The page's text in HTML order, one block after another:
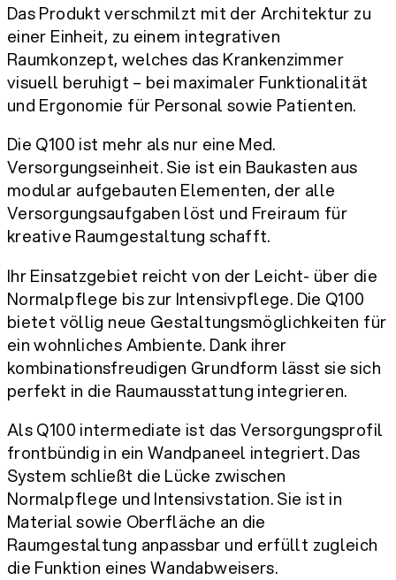
Das Produkt verschmilzt mit der Architektur zu
einer Einheit, zu einem integrativen
Raumkonzept, welches das Krankenzimmer
visuell beruhigt – bei maximaler Funktionalität
und Ergonomie für Personal sowie Patienten.
Die Q100 ist mehr als nur eine Med.
Versorgungseinheit. Sie ist ein Baukasten aus
modular aufgebauten Elementen, der alle
Versorgungsaufgaben löst und Freiraum für
kreative Raumgestaltung schafft.
Ihr Einsatzgebiet reicht von der Leicht- über die
Normalpflege bis zur Intensivpflege. Die Q100
bietet völlig neue Gestaltungsmöglichkeiten für
ein wohnliches Ambiente. Dank ihrer
kombinationsfreudigen Grundform lässt sie sich
perfekt in die Raumausstattung integrieren.
Als Q100 intermediate ist das Versorgungsprofil
frontbündig in ein Wandpaneel integriert. Das
System schließt die Lücke zwischen
Normalpflege und Intensivstation. Sie ist in
Material sowie Oberfläche an die
Raumgestaltung anpassbar und erfüllt zugleich
die Funktion eines Wandabweisers.